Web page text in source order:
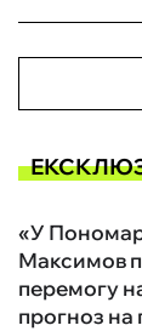
«У
Максимов
перемогу
прогноз на